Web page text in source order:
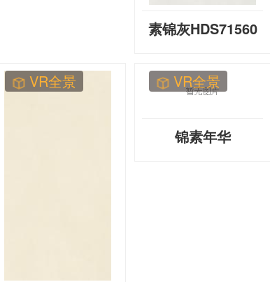
素锦灰HDS71560
VR全景 VR全景
锦素年华